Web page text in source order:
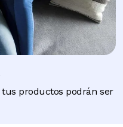
productos podrán ser